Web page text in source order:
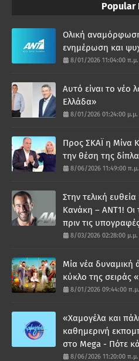
Popular
Ολική
ενημέρωση και
8/01/2026 11:04:00 π.μ.
Αυτό είναι το νέο
Ελλάδα»
8/01/2026 01:24:00 μ.μ.
Προς ΣΚΑΪ η Μίνα
την θέση της
8/06/2026 11:49:00 π.μ.
Στην τελική
Κανάκη – ΑΝΤ1! Οι
πριν τις
8/03/2026 02:28:00 μ.μ.
Μία νέα δυναμική
κύκλο της
8/01/2026 09:44:00 π.μ.
«Χαμογέλα και
καθημερινή
στο Mega - Πότε
8/06/2026 11:20:00 π.μ.